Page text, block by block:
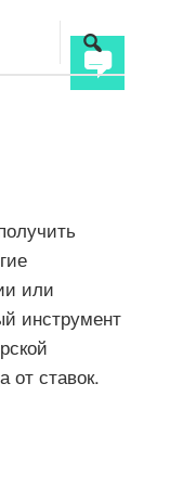
или
инструмент
от ставок.